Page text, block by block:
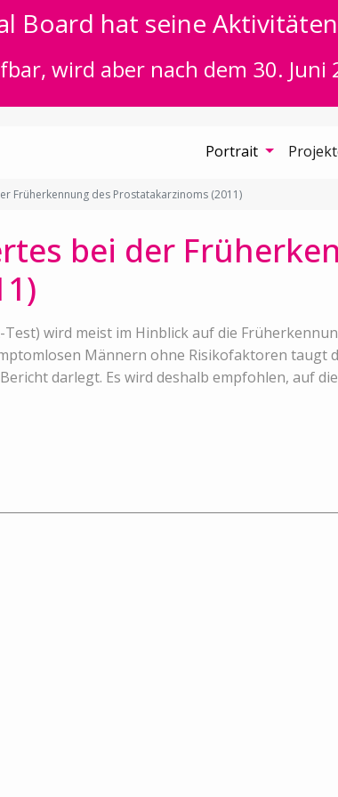
Board hat seine
wird aber nach dem 30.
Portrait
Früherkennung des Prostatakarzinoms (2011)
bei der
wird meist im Hinblick auf die
Männern ohne Risikofaktoren taugt
darlegt. Es wird deshalb empfohlen, auf